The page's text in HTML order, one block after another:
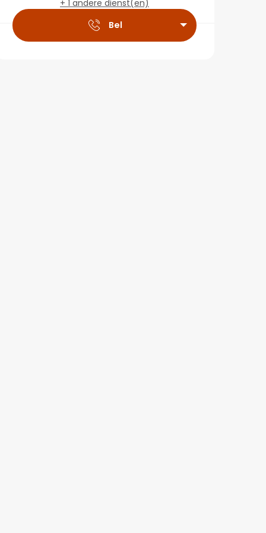
+ 1 andere dienst(en)
Bel